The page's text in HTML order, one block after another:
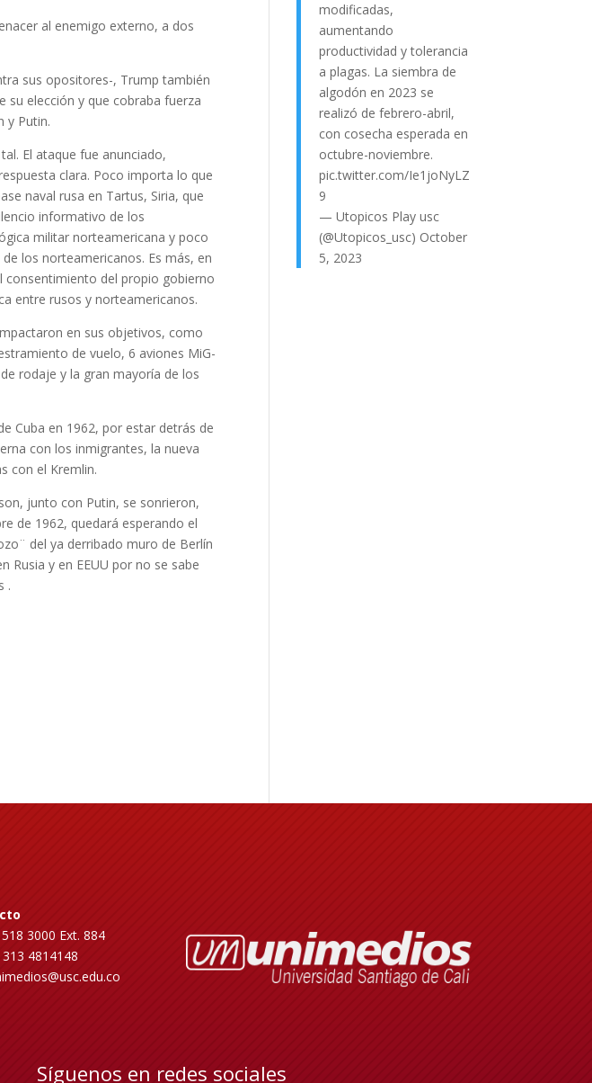
al enemigo externo, a dos
sus opositores-, Trump también
su elección y que cobraba fuerza
y Putin.
El ataque fue anunciado,
clara. Poco importa lo que
naval rusa en Tartus, Siria, que
informativo de los
militar norteamericana y poco
los norteamericanos. Es más, en
consentimiento del propio gobierno
entre rusos y norteamericanos.
en sus objetivos, como
de vuelo, 6 aviones MiG-
rodaje y la gran mayoría de los
Cuba en 1962, por estar detrás de
con los inmigrantes, la nueva
con el Kremlin.
junto con Putin, se sonrieron,
de 1962, quedará esperando el
del ya derribado muro de Berlín
Rusia y en EEUU por no se sabe
.
modificadas,
aumentando
productividad y tolerancia
a plagas. La siembra de
algodón en 2023 se
realizó de febrero-abril,
con cosecha esperada en
octubre-noviembre.
pic.twitter.com/Ie1joNyLZ
9
— Utopicos Play usc
(@Utopicos_usc) October
5, 2023
3000 Ext. 884
4814148
Síguenos en redes sociales